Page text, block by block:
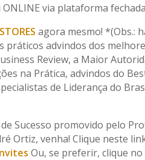
via plataforma
agora mesmo! *(Obs.:
práticos advindos dos
Review, a Maior
na Prática, advindos do
de Liderança do
Sucesso promovido pelo
Ortiz, venha! Clique neste
Ou, se preferir, clique